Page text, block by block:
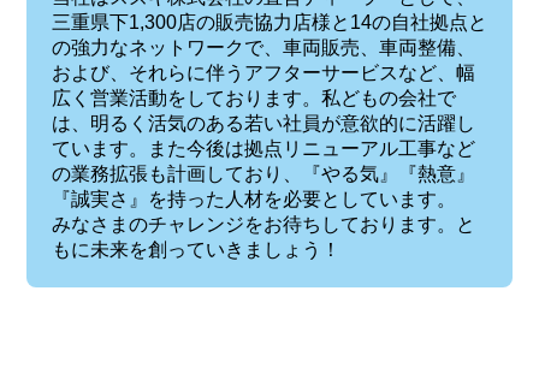
三重県下1,300店の販売協力店様と14の自社拠点と
の強力なネットワークで、車両販売、車両整備、
および、それらに伴うアフターサービスなど、幅
広く営業活動をしております。私どもの会社で
は、明るく活気のある若い社員が意欲的に活躍し
ています。また今後は拠点リニューアル工事など
の業務拡張も計画しており、『やる気』『熱意』
『誠実さ』を持った人材を必要としています。
みなさまのチャレンジをお待ちしております。と
もに未来を創っていきましょう！